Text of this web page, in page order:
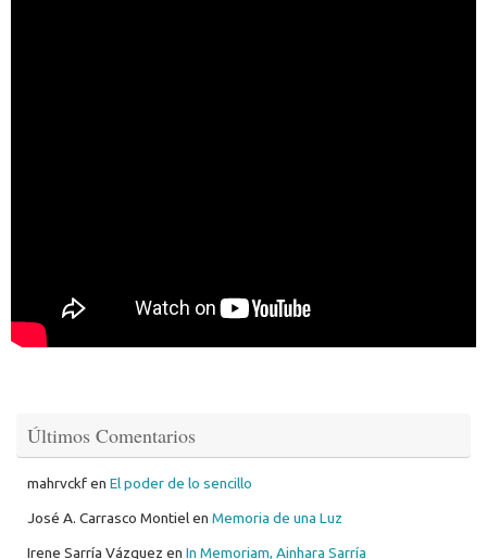
Últimos Comentarios
mahrvckfen El poder de lo sencillo
José A. Carrasco Montielen Memoria de una Luz
Irene Sarría Vázquez en In Memoriam, Ainhara Sarría